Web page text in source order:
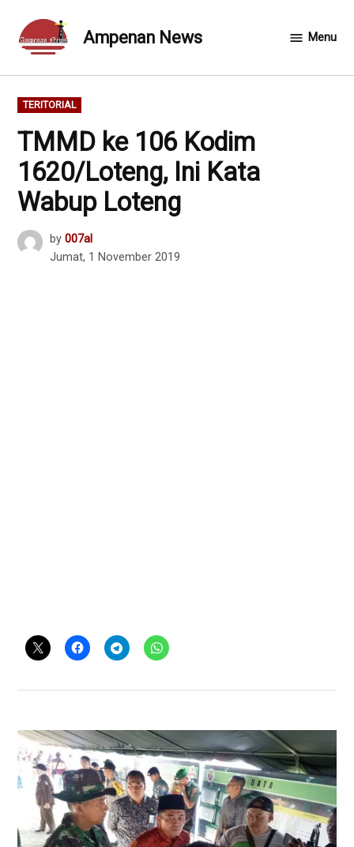
content
Ampenan News Menu
POSTED
IN
TERITORIAL
TMMD ke 106 Kodim
1620/Loteng, Ini Kata
Wabup Loteng
by 007al
Jumat, 1 November 2019